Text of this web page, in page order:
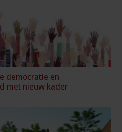
democratie en
met nieuw kader